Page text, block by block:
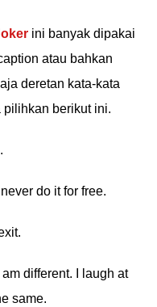
ini banyak dipakai
atau bahkan
deretan kata-kata
berikut ini.
do it for free.
different. I laugh at
same.